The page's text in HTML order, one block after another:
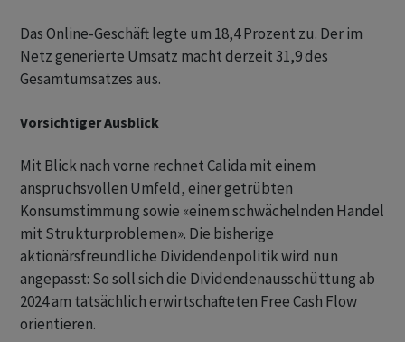
Das Online-Geschäft legte um 18,4 Prozent zu. Der im
Netz generierte Umsatz macht derzeit 31,9 des
Gesamtumsatzes aus.
Vorsichtiger Ausblick
Mit Blick nach vorne rechnet Calida mit einem
anspruchsvollen Umfeld, einer getrübten
Konsumstimmung sowie «einem schwächelnden Handel
mit Strukturproblemen». Die bisherige
aktionärsfreundliche Dividendenpolitik wird nun
angepasst: So soll sich die Dividendenausschüttung ab
2024 am tatsächlich erwirtschafteten Free Cash Flow
orientieren.